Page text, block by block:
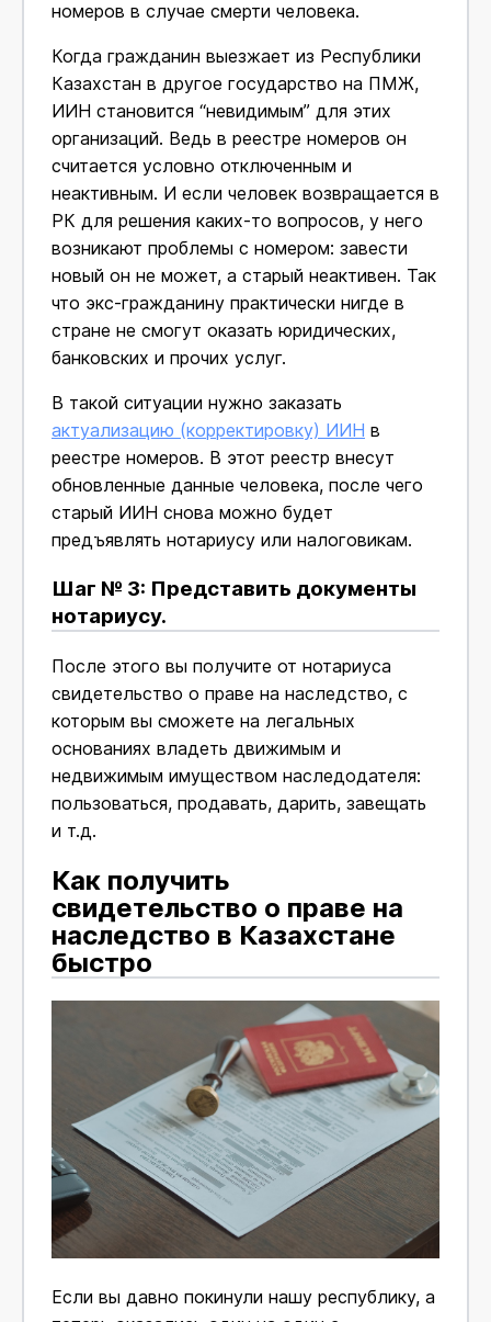
номеров в случае смерти человека.
Когда гражданин выезжает из Республики
Казахстан в другое государство на ПМЖ,
ИИН становится “невидимым” для этих
организаций. Ведь в реестре номеров он
считается условно отключенным и
неактивным. И если человек возвращается в
РК для решения каких-то вопросов, у него
возникают проблемы с номером: завести
новый он не может, а старый неактивен. Так
что экс-гражданину практически нигде в
стране не смогут оказать юридических,
банковских и прочих услуг.
В такой ситуации нужно заказать
актуализацию (корректировку) ИИН в
реестре номеров. В этот реестр внесут
обновленные данные человека, после чего
старый ИИН снова можно будет
предъявлять нотариусу или налоговикам.
Шаг № 3: Представить документы
нотариусу.
После этого вы получите от нотариуса
свидетельство о праве на наследство, с
которым вы сможете на легальных
основаниях владеть движимым и
недвижимым имуществом наследодателя:
пользоваться, продавать, дарить, завещать
и т.д.
Как получить
свидетельство о праве на
наследство в Казахстане
быстро
Если вы давно покинули нашу республику, а